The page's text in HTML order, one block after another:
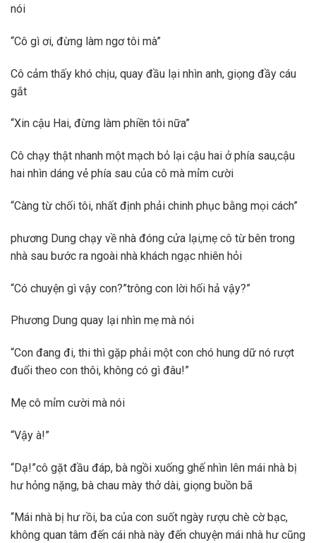
nói
“Cô gì ơi, đừng làm ngơ tôi mà”
Cô cảm thấy khó chịu, quay đầu lại nhìn anh, giọng đầy cáu
gắt
“Xin cậu Hai, đừng làm phiền tôi nữa”
Cô chạy thật nhanh một mạch bỏ lại cậu hai ở phía sau,cậu
hai nhìn dáng vẻ phía sau của cô mà mỉm cười
“Càng từ chối tôi, nhất định phải chinh phục bằng mọi cách”
phương Dung chạy về nhà đóng cửa lại,mẹ cô từ bên trong
nhà sau bước ra ngoài nhà khách ngạc nhiên hỏi
“Có chuyện gì vậy con?”trông con lời hối hả vậy?”
Phương Dung quay lại nhìn mẹ mà nói
“Con đang đi, thi thì gặp phải một con chó hung dữ nó rượt
đuổi theo con thôi, không có gì đâu!”
Mẹ cô mỉm cười mà nói
“Vậy à!”
“Dạ!”cô gặt đầu đáp, bà ngồi xuống ghế nhìn lên mái nhà bị
hư hỏng nặng, bà chau mày thở dài, giọng buồn bã
“Mái nhà bị hư rồi, ba của con suốt ngày rượu chè cờ bạc,
không quan tâm đến cái nhà này đến chuyện mái nhà hư cũng